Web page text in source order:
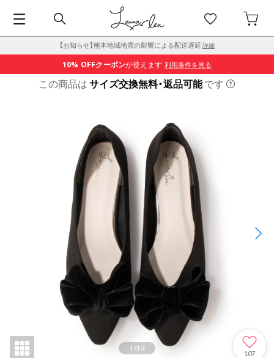
【お知らせ】熊本地域地震の影響による配送遅延 詳細
10% OFFクーポンが使えます 利用条件を見る
この商品はサイズ交換無料・返品可能です
1/14 107